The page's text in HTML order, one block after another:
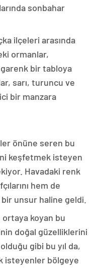
sonbahar
ilçeleri arasında
ormanlar,
bir tabloya
sarı, turuncu ve
bir manzara
önüne seren bu
keşfetmek isteyen
Havadaki renk
hem de
unsur haline geldi.
ortaya koyan bu
doğal güzelliklerini
gibi bu yıl da,
isteyenler bölgeye